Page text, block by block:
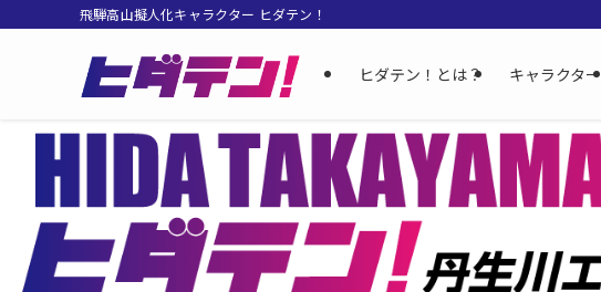
飛騨高山擬人化キャラクター ヒダテン！
ヒダテン！とは？ キャラクター